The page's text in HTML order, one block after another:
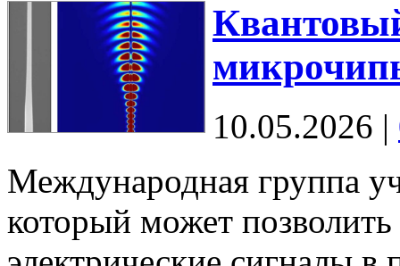
10.05.2026 |
Международная группа
который может позволить